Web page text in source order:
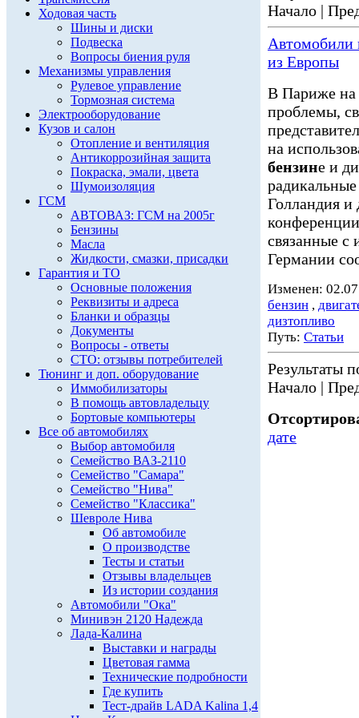
Ходовая часть
Шины и диски
Подвеска
Вопросы биения руля
Механизмы управления
Рулевое управление
Тормозная система
Электрооборудование
Кузов и салон
Отопление и вентиляция
Антикоррозийная защита
Покраска, эмали, цвета
Шумоизоляция
ГСМ
АВТОВАЗ: ГСМ на 2005г
Бензины
Масла
Жидкости, смазки, присадки
Гарантия и ТО
Основные положения
Реквизиты и адреса
Бланки и образцы
Документы
Вопросы - ответы
СТО: отзывы потребителей
Тюнинг и доп. оборудование
Иммобилизаторы
В помощь автовладельцу
Бортовые компьютеры
Все об автомобилях
Выбор автомобиля
Семейство ВАЗ-2110
Семейство "Самара"
Семейство "Нива"
Семейство "Классика"
Шевроле Нива
Об автомобиле
О производстве
Тесты и статьи
Отзывы владельцев
Из истории создания
Автомобили "Ока"
Минивэн 2120 Надежда
Лада-Калина
Выставки и награды
Цветовая гамма
Технические подробности
Где купить
Тест-драйв LADA Kalina 1,4
Начало |
из Европы
В Париже
проблемы,
на
бензине и
Голландия
связанные с
Германии
Изменен:
бензин ,
дизтопливо
Путь: Статьи
Результаты
Начало |
дате